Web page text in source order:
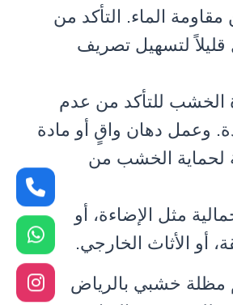
الماء. التأكد من
لتسهيل تصريف
الخشب للتأكد من عدم
وعمل دهان واقٍ أو مادة
لحماية الخشب من
مثل الإضاءة، أو
أو الأثاث الخارجي.